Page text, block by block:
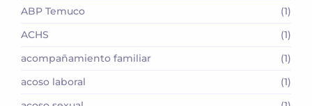
ABP Temuco
(1)
ACHS
(1)
acompañamiento familiar
(1)
acoso laboral
(1)